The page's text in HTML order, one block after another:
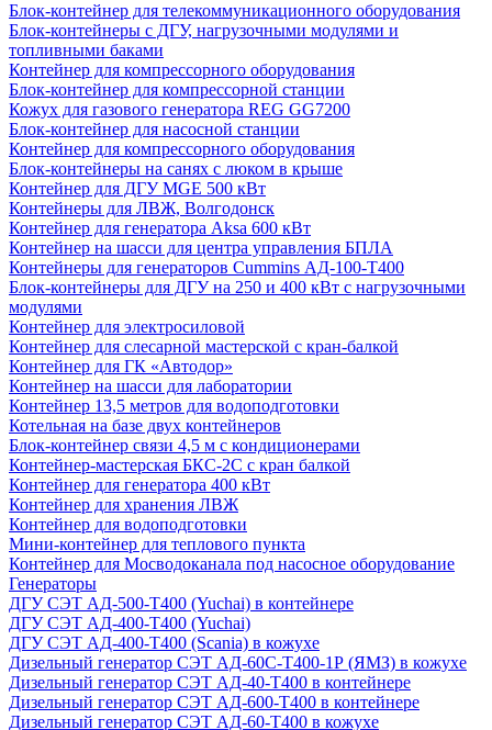
Блок-контейнер для телекоммуникационного оборудования
Блок-контейнеры с ДГУ, нагрузочными модулями и
топливными баками
Контейнер для компрессорного оборудования
Блок-контейнер для компрессорной станции
Кожух для газового генератора REG GG7200
Блок-контейнер для насосной станции
Контейнер для компрессорного оборудования
Блок-контейнеры на санях с люком в крыше
Контейнер для ДГУ MGE 500 кВт
Контейнеры для ЛВЖ, Волгодонск
Контейнер для генератора Aksa 600 кВт
Контейнер на шасси для центра управления БПЛА
Контейнеры для генераторов Cummins АД-100-Т400
Блок-контейнеры для ДГУ на 250 и 400 кВт с нагрузочными
модулями
Контейнер для электросиловой
Контейнер для слесарной мастерской с кран-балкой
Контейнер для ГК «Автодор»
Контейнер на шасси для лаборатории
Контейнер 13,5 метров для водоподготовки
Котельная на базе двух контейнеров
Блок-контейнер связи 4,5 м с кондиционерами
Контейнер-мастерская БКС-2С с кран балкой
Контейнер для генератора 400 кВт
Контейнер для хранения ЛВЖ
Контейнер для водоподготовки
Мини-контейнер для теплового пункта
Контейнер для Мосводоканала под насосное оборудование
Генераторы
ДГУ СЭТ АД-500-Т400 (Yuchai) в контейнере
ДГУ СЭТ АД-400-Т400 (Yuchai)
ДГУ СЭТ АД-400-Т400 (Scania) в кожухе
Дизельный генератор СЭТ АД-60С-Т400-1Р (ЯМЗ) в кожухе
Дизельный генератор СЭТ АД-40-Т400 в контейнере
Дизельный генератор СЭТ АД-600-Т400 в контейнере
Дизельный генератор СЭТ АД-60-Т400 в кожухе